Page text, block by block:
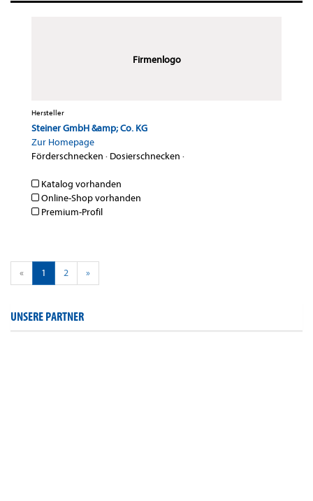
Firmenlogo
Hersteller
Steiner GmbH &amp; Co. KG
Zur Homepage
Förderschnecken · Dosierschnecken ·
Katalog vorhanden
Online-Shop vorhanden
Premium-Profil
« 1 2 »
UNSERE PARTNER